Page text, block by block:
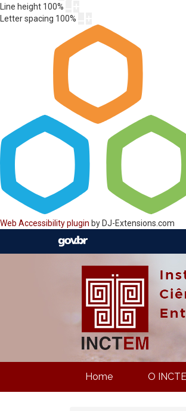
Line height 100%
Letter spacing 100%
Web Accessibility plugin by DJ-Extensions.com
Home O